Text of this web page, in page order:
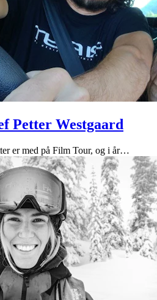
Petter Westgaard
er med på Film Tour, og i år…